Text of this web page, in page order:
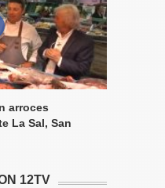
arroces
La Sal, San
12TV